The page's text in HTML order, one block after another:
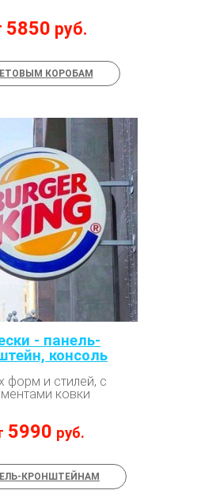
5850 руб.
КОРОБАМ
- панель-
консоль
и стилей, с
ковки
5990 руб.
КРОНШТЕЙНАМ